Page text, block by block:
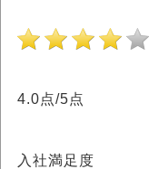
4.0点/5点
入社満足度